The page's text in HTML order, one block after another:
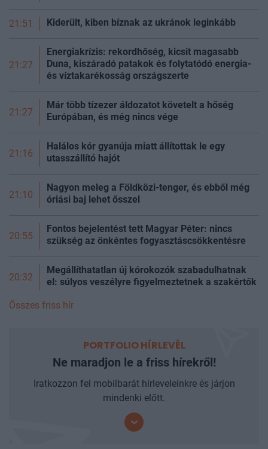
21:51 Kiderült, kiben bíznak az ukránok leginkább
21:27
Energiakrízis: rekordhőség, kicsit magasabb
Duna, kiszáradó patakok és folytatódó energia-
és víztakarékosság országszerte
21:27
Már több tízezer áldozatot követelt a hőség
Európában, és még nincs vége
21:16
Halálos kór gyanúja miatt állítottak le egy
utasszállító hajót
21:10
Nagyon meleg a Földközi-tenger, és ebből még
óriási baj lehet ősszel
20:55
Fontos bejelentést tett Magyar Péter: nincs
szükség az önkéntes fogyasztáscsökkentésre
20:32
Megállíthatatlan új kórokozók szabadulhatnak
el: súlyos veszélyre figyelmeztetnek a szakértők
Összes friss hír
PORTFOLIO HÍRLEVÉL
Ne maradjon le a friss hírekről!
Iratkozzon fel mobilbarát hírleveleinkre és járjon
mindenki előtt.